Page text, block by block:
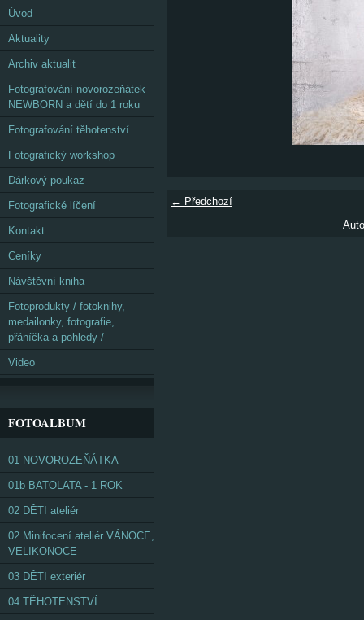
← Předchozí
Úvod
Aktuality
Archiv aktualit
Fotografování novorozeňátek
NEWBORN a dětí do 1 roku
Fotografování těhotenství
Fotografický workshop
Dárkový poukaz
Fotografické líčení
Kontakt
Ceníky
Návštěvní kniha
Fotoprodukty / fotoknihy,
medailonky, fotografie,
přáníčka a pohledy /
Video
FOTOALBUM
01 NOVOROZEŇÁTKA
01b BATOLATA - 1 ROK
02 DĚTI ateliér
02 Minifocení ateliér VÁNOCE,
VELIKONOCE
03 DĚTI exteriér
04 TĚHOTENSTVÍ